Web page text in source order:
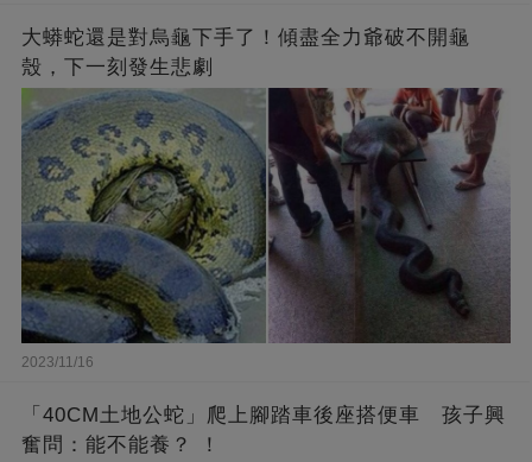
大蟒蛇還是對烏龜下手了！傾盡全力爺破不開龜
殼，下一刻發生悲劇
2023/11/16
「40CM土地公蛇」爬上腳踏車後座搭便車 孩子興
奮問：能不能養？ ！